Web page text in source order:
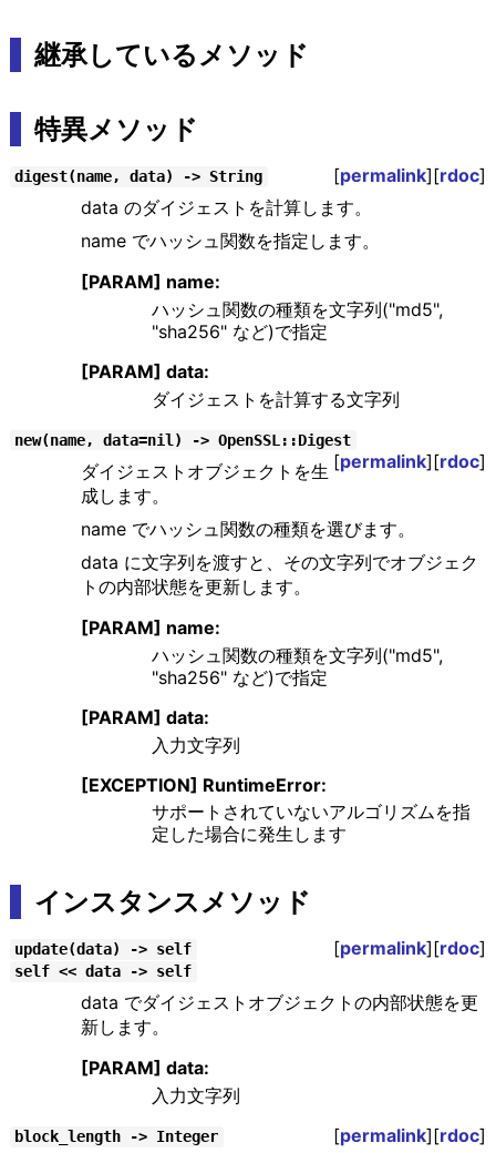
継承しているメソッド
特異メソッド
digest(name, data) -> String [permalink][rdoc]
data のダイジェストを計算します。
name でハッシュ関数を指定します。
[PARAM] name:
ハッシュ関数の種類を文字列("md5",
"sha256" など)で指定
[PARAM] data:
ダイジェストを計算する文字列
new(name, data=nil) -> OpenSSL::Digest
[permalink][rdoc]
ダイジェストオブジェクトを生
成します。
name でハッシュ関数の種類を選びます。
data に文字列を渡すと、その文字列でオブジェク
トの内部状態を更新します。
[PARAM] name:
ハッシュ関数の種類を文字列("md5",
"sha256" など)で指定
[PARAM] data:
入力文字列
[EXCEPTION] RuntimeError:
サポートされていないアルゴリズムを指
定した場合に発生します
インスタンスメソッド
update(data) -> self [permalink][rdoc]
self << data -> self
data でダイジェストオブジェクトの内部状態を更
新します。
[PARAM] data:
入力文字列
block_length -> Integer [permalink][rdoc]